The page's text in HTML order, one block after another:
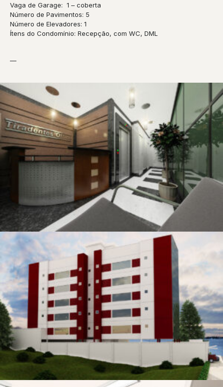
Vaga de Garage: 1 – coberta
Número de Pavimentos: 5
Número de Elevadores: 1
Ítens do Condomínio: Recepção, com WC, DML
—